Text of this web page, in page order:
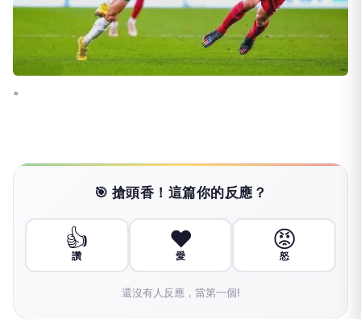
。
🎯 搶頭香！這篇你的反應？
👍
讚
❤️
愛
😡
怒
還沒有人反應，當第一個!